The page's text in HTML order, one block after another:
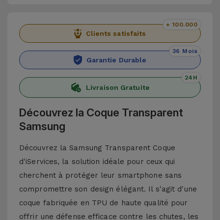
Clients satisfaits
+ 100.000
Garantie Durable
36 Mois
Livraison Gratuite
24H
Découvrez la Coque Transparent
Samsung
Découvrez la Samsung Transparent Coque
d'iServices, la solution idéale pour ceux qui
cherchent à protéger leur smartphone sans
compromettre son design élégant. Il s'agit d'une
coque fabriquée en TPU de haute qualité pour
offrir une défense efficace contre les chutes, les